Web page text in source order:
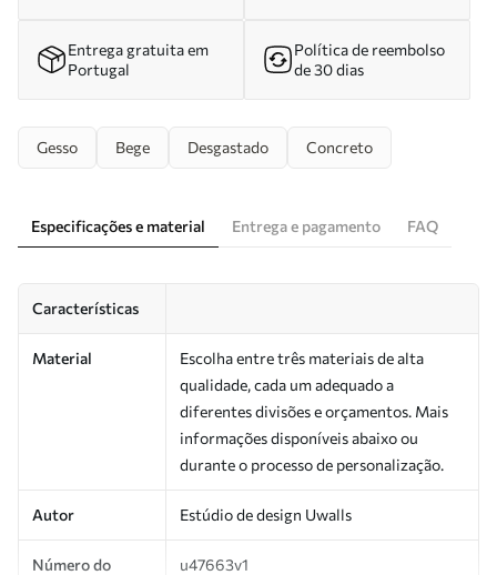
Entrega gratuita em
Portugal
Política de reembolso
de 30 dias
Gesso Bege Desgastado Concreto
Especificações e material Entrega e pagamento FAQ
Características
Material
Escolha entre três materiais de alta
qualidade, cada um adequado a
diferentes divisões e orçamentos. Mais
informações disponíveis abaixo ou
durante o processo de personalização.
Autor Estúdio de design Uwalls
Número do
u47663v1